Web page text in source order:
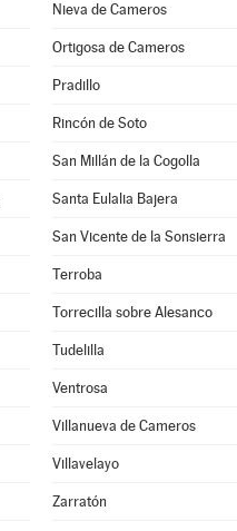
Nieva de Cameros
Ortigosa de Cameros
Pradillo
Rincón de Soto
San Millán de la Cogolla
Santa Eulalia Bajera
San Vicente de la Sonsierra
Terroba
Torrecilla sobre Alesanco
Tudelilla
Ventrosa
Villanueva de Cameros
Villavelayo
Zarratón